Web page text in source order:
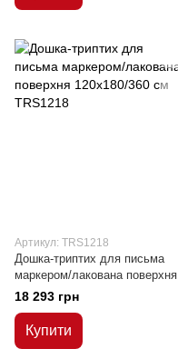
Артикул: TRS1218
Дошка-триптих для письма
маркером/лакована поверхня
120x180/360 см
18 293 грн
Купити